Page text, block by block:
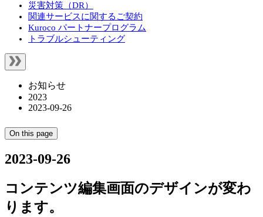
災害対策（DR）
関連サービスに関するご契約
Kuroco パートナープログラム
トラブルシューティング
お知らせ
2023
2023-09-26
On this page
2023-09-26
コンテンツ編集画面のデザインが変わ
ります。